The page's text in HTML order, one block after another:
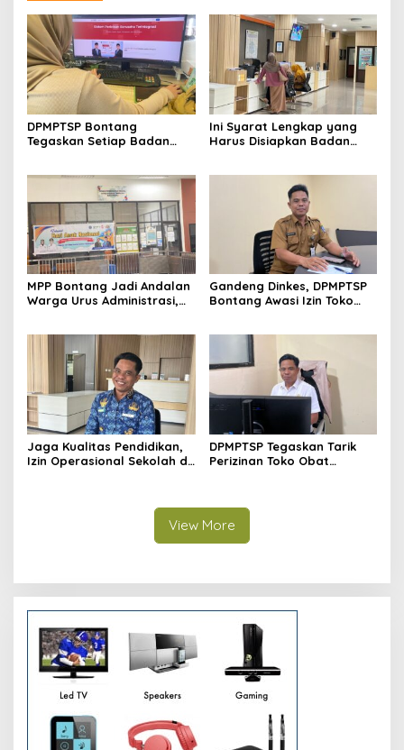
DPMPTSP Bontang
Tegaskan Setiap Badan
Ini Syarat Lengkap yang
Harus Disiapkan Badan
MPP Bontang Jadi Andalan
Warga Urus Administrasi,
Gandeng Dinkes, DPMPTSP
Bontang Awasi Izin Toko
Jaga Kualitas Pendidikan,
Izin Operasional Sekolah di
DPMPTSP Tegaskan Tarik
Perizinan Toko Obat
View More